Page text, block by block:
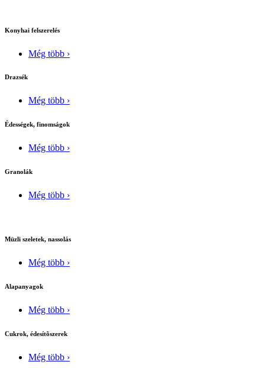
Konyhai felszerelés
Még több ›
Drazsék
Még több ›
Édességek, finomságok
Még több ›
Granolák
Még több ›
Müzli szeletek, nassolás
Még több ›
Alapanyagok
Még több ›
Cukrok, édesítõszerek
Még több ›